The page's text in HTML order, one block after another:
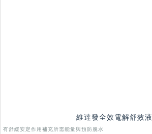
維達發全效電解舒效液
有舒緩安定作用補充所需能量與預防脫水